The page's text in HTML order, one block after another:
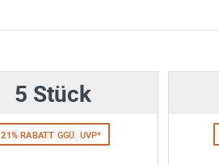
Ihre Anschrift
Firma:
5 Stück
21% RABATT GGÜ. UVP*